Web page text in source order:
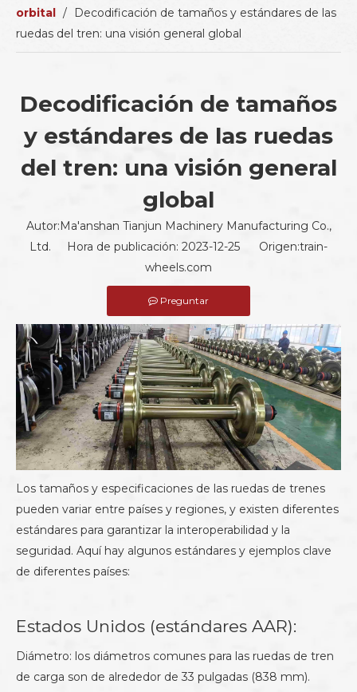
orbital /
Decodificación de tamaños y estándares de las
ruedas del tren: una visión general global
Decodificación de tamaños
y estándares de las ruedas
del tren: una visión general
global
Autor:Ma'anshan Tianjun Machinery Manufacturing Co.,
Ltd. Hora de publicación: 2023-12-25 Origen:train-
wheels.com
Preguntar
Los tamaños y especificaciones de las ruedas de trenes
pueden variar entre países y regiones, y existen diferentes
estándares para garantizar la interoperabilidad y la
seguridad. Aquí hay algunos estándares y ejemplos clave
de diferentes países:
Estados Unidos (estándares AAR):
Diámetro: los diámetros comunes para las ruedas de tren
de carga son de alrededor de 33 pulgadas (838 mm).